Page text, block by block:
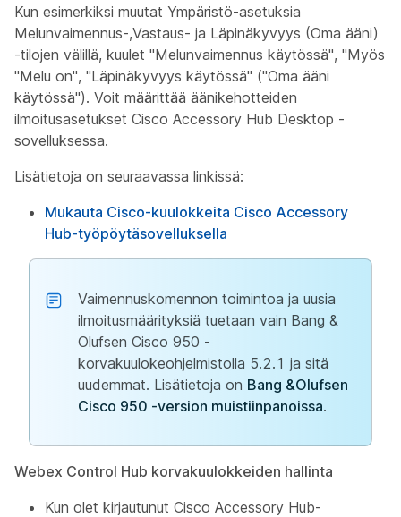
Kun esimerkiksi muutat Ympäristö-asetuksia
Melunvaimennus-,Vastaus- ja Läpinäkyvyys (Oma ääni)
-tilojen välillä, kuulet "Melunvaimennus käytössä", "Myös
"Melu on", "Läpinäkyvyys käytössä" ("Oma ääni
käytössä"). Voit määrittää äänikehotteiden
ilmoitusasetukset Cisco Accessory Hub Desktop -
sovelluksessa.
Lisätietoja on seuraavassa linkissä:
Mukauta Cisco-kuulokkeita Cisco Accessory
Hub-työpöytäsovelluksella
Vaimennuskomennon toimintoa ja uusia
ilmoitusmäärityksiä tuetaan vain Bang &
Olufsen Cisco 950 -
korvakuulokeohjelmistolla 5.2.1 ja sitä
uudemmat. Lisätietoja on Bang &Olufsen
Cisco 950 -version muistiinpanoissa.
Webex Control Hub korvakuulokkeiden hallinta
Kun olet kirjautunut Cisco Accessory Hub-